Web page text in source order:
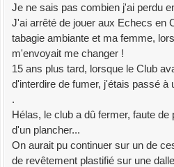
Je ne sais pas combien j'ai perdu
J'ai arrêté de jouer aux Echecs en
tabagie ambiante et ma femme,
m'envoyait me changer !
15 ans plus tard, lorsque le Club
d'interdire de fumer, j'étais passé à
.
Hélas, le club a dû fermer, faute
d'un plancher...
On aurait pu continuer sur un de
de revêtement plastifié sur une